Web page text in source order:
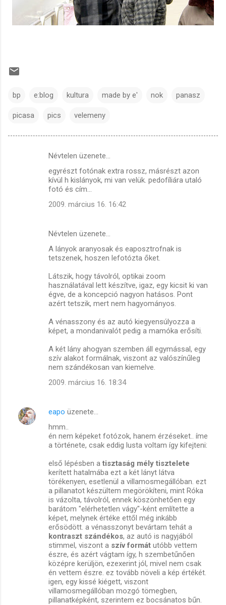
bp e:blog kultura made by e' nok panasz
picasa pics velemeny
Névtelen üzenete…
egyrészt fotónak extra rossz, másrészt azon
kívül h kislányok, mi van velük. pedofíliára utaló
fotó és cím...
2009. március 16. 16:42
Névtelen üzenete…
A lányok aranyosak és eaposztrofnak is
tetszenek, hoszen lefotózta őket.
Látszik, hogy távolról, optikai zoom
használatával lett készítve, igaz, egy kicsit ki van
égve, de a koncepció nagyon hatásos. Pont
azért tetszik, mert nem hagyományos.
A vénasszony és az autó kiegyensúlyozza a
képet, a mondanivalót pedig a mamóka erősíti.
A két lány ahogyan szemben áll egymással, egy
szív alakot formálnak, viszont az valószínűleg
nem szándékosan van kiemelve.
2009. március 16. 18:34
eapo üzenete…
hmm..
én nem képeket fotózok, hanem érzéseket.. íme
a története, csak eddig lusta voltam így kifejteni:
első lépésben a tisztaság mély tisztelete
kerített hatalmába ezt a két lányt látva
törékenyen, esetlenül a villamosmegállóban. ezt
a pillanatot készültem megörökíteni, mint Róka
is vázolta, távolról, ennek köszönhetően egy
barátom "elérhetetlen vágy"-ként említette a
képet, melynek értéke ettől még inkább
erősödött. a vénasszonyt bevártam tehát a
kontraszt szándékos, az autó is nagyjából
stimmel, viszont a szív formát utóbb vettem
észre, és azért vágtam így, h szembetűnően
középre kerüljön, ezexerint jól, mivel nem csak
én vettem észre. ez tovább növeli a kép értékét.
igen, egy kissé kiégett, viszont
villamosmegállóban mozgó tömegben,
pillanatképként, szerintem ez bocsánatos bűn.